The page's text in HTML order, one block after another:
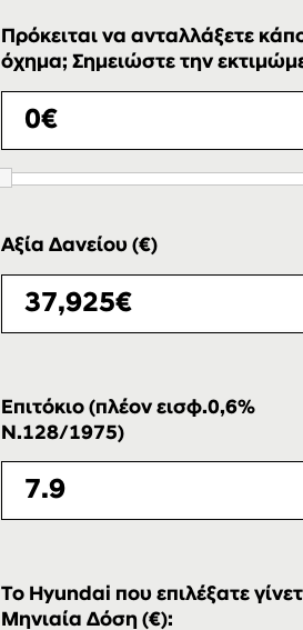
Πρόκειται να ανταλλάξετε
όχημα; Σημειώστε την
Αξία Δανείου (€)
Επιτόκιο (πλέον εισφ.0,6%
Ν.128/1975)
Το Hyundai που επιλέξατε
Μηνιαία Δόση (€):